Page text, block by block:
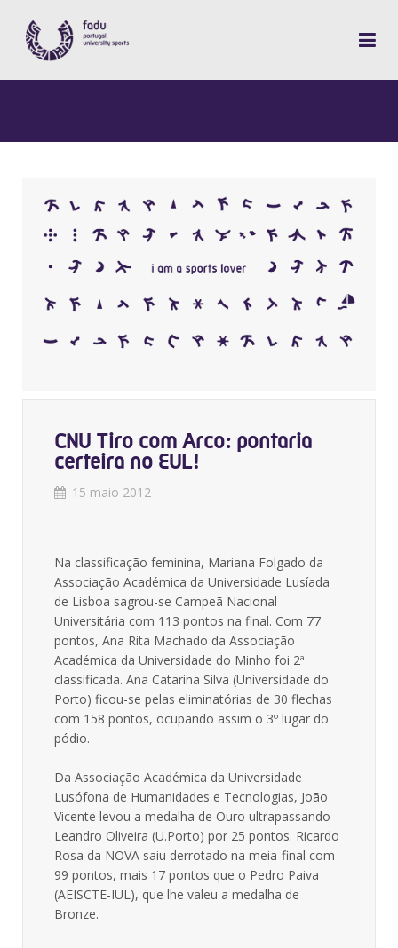
CNU Tiro com Arco: pontaria
certeira no EUL!
15 maio 2012
Na classificação feminina, Mariana Folgado da
Associação Académica da Universidade Lusíada
de Lisboa sagrou-se Campeã Nacional
Universitária com 113 pontos na final. Com 77
pontos, Ana Rita Machado da Associação
Académica da Universidade do Minho foi 2ª
classificada. Ana Catarina Silva (Universidade do
Porto) ficou-se pelas eliminatórias de 30 flechas
com 158 pontos, ocupando assim o 3º lugar do
pódio.
Da Associação Académica da Universidade
Lusófona de Humanidades e Tecnologias, João
Vicente levou a medalha de Ouro ultrapassando
Leandro Oliveira (U.Porto) por 25 pontos. Ricardo
Rosa da NOVA saiu derrotado na meia-final com
99 pontos, mais 17 pontos que o Pedro Paiva
(AEISCTE-IUL), que lhe valeu a medalha de
Bronze.